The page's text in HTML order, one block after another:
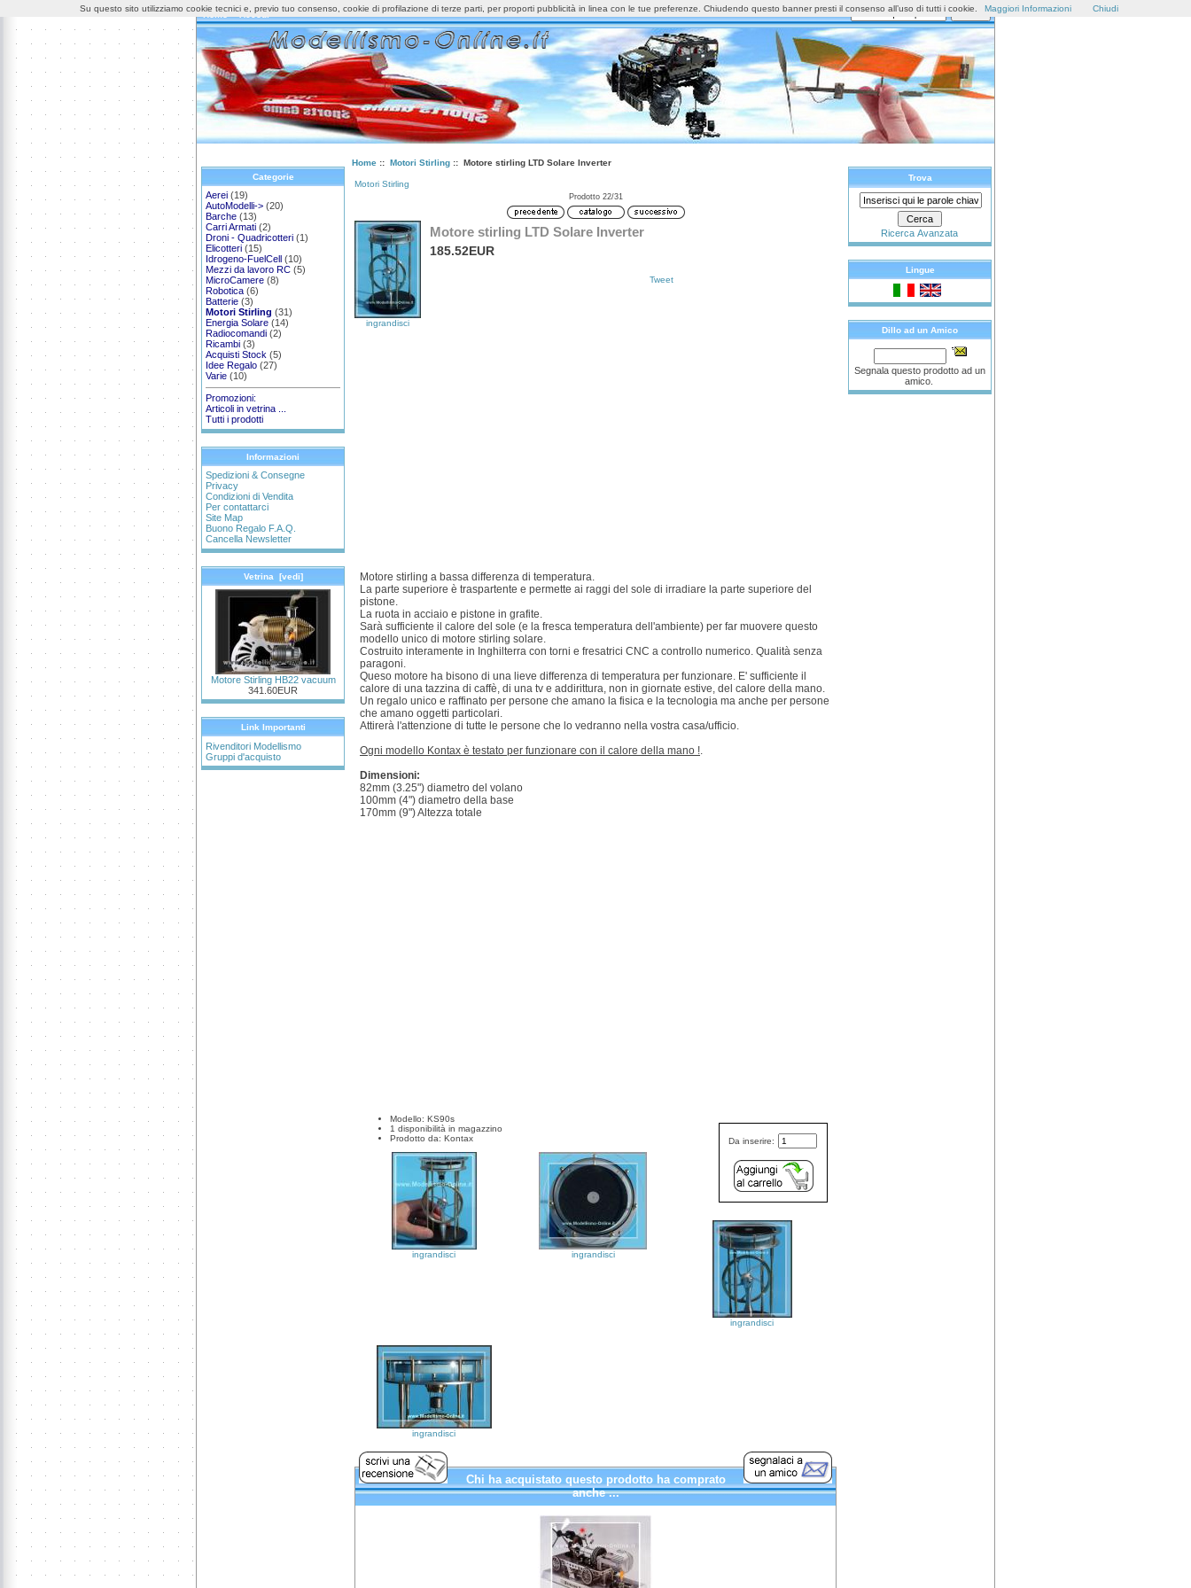
Home Accedi
Categorie
Aerei (19)
AutoModelli-> (20)
Barche (13)
Carri Armati (2)
Droni - Quadricotteri (1)
Elicotteri (15)
Idrogeno-FuelCell (10)
Mezzi da lavoro RC (5)
MicroCamere (8)
Robotica (6)
Batterie (3)
Motori Stirling (31)
Energia Solare (14)
Radiocomandi (2)
Ricambi (3)
Acquisti Stock (5)
Idee Regalo (27)
Varie (10)
Promozioni:
Articoli in vetrina ...
Tutti i prodotti
Informazioni
Spedizioni & Consegne
Privacy
Condizioni di Vendita
Per contattarci
Site Map
Buono Regalo F.A.Q.
Cancella Newsletter
Vetrina [vedi]
Motore Stirling HB22 vacuum
341.60EUR
Link Importanti
Rivenditori Modellismo
Gruppi d'acquisto
Home:: Motori Stirling:: Motore stirling LTD Solare Inverter
Motori Stirling
Prodotto 22/31
ingrandisci
Motore stirling LTD Solare Inverter
185.52EUR
Tweet
Motore stirling a bassa differenza di temperatura.
La parte superiore è traspartente e permette ai raggi del sole di irradiare la parte superiore del
pistone.
La ruota in acciaio e pistone in grafite.
Sarà sufficiente il calore del sole (e la fresca temperatura dell'ambiente) per far muovere questo
modello unico di motore stirling solare.
Costruito interamente in Inghilterra con torni e fresatrici CNC a controllo numerico. Qualità senza
paragoni.
Queso motore ha bisono di una lieve differenza di temperatura per funzionare. E' sufficiente il
calore di una tazzina di caffè, di una tv e addirittura, non in giornate estive, del calore della mano.
Un regalo unico e raffinato per persone che amano la fisica e la tecnologia ma anche per persone
che amano oggetti particolari.
Attirerà l'attenzione di tutte le persone che lo vedranno nella vostra casa/ufficio.
Ogni modello Kontax è testato per funzionare con il calore della mano !
Dimensioni:
82mm (3.25") diametro del volano
100mm (4") diametro della base
170mm (9") Altezza totale
Da inserire:
Modello: KS90s
1 disponibilità in magazzino
Prodotto da: Kontax
ingrandisci ingrandisci
ingrandisci
ingrandisci
Chi ha acquistato questo prodotto ha comprato
anche ...
Trova
Ricerca Avanzata
Lingue
Dillo ad un Amico
Segnala questo prodotto ad un
amico.
Su questo sito utilizziamo cookie tecnici e, previo tuo consenso, cookie di profilazione di terze parti, per proporti pubblicità in linea con le tue preferenze. Chiudendo questo banner presti il consenso all’uso di tutti i cookie. Maggiori Informazioni Chiudi